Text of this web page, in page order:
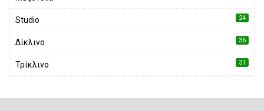
Studio 24
Δίκλινο 36
Τρίκλινο 31